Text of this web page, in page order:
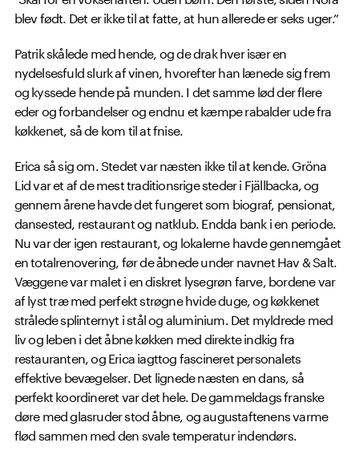
blev født. Det er ikke til at fatte, at hun allerede er seks uger.”
Patrik skålede med hende, og de drak hver især en
nydelsesfuld slurk af vinen, hvorefter han lænede sig frem
og kyssede hende på munden. I det samme lød der flere
eder og forbandelser og endnu et kæmpe rabalder ude fra
køkkenet, så de kom til at fnise.
Erica så sig om. Stedet var næsten ikke til at kende. Gröna
Lid var et af de mest traditionsrige steder i Fjällbacka, og
gennem årene havde det fungeret som biograf, pensionat,
dansested, restaurant og natklub. Endda bank i en periode.
Nu var der igen restaurant, og lokalerne havde gennemgået
en totalrenovering, før de åbnede under navnet Hav & Salt.
Væggene var malet i en diskret lysegrøn farve, bordene var
af lyst træ med perfekt strøgne hvide duge, og køkkenet
strålede splinternyt i stål og aluminium. Det myldrede med
liv og leben i det åbne køkken med direkte indkig fra
restauranten, og Erica iagttog fascineret personalets
effektive bevægelser. Det lignede næsten en dans, så
perfekt koordineret var det hele. De gammeldags franske
døre med glasruder stod åbne, og augustaftenens varme
flød sammen med den svale temperatur indendørs.